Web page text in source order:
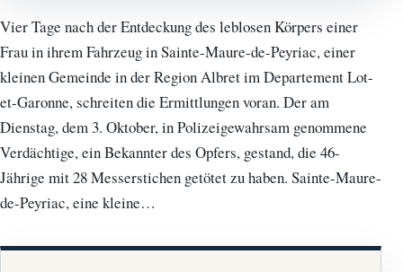
Vier Tage nach der Entdeckung des leblosen Körpers einer
Frau in ihrem Fahrzeug in Sainte-Maure-de-Peyriac, einer
kleinen Gemeinde in der Region Albret im Departement Lot-
et-Garonne, schreiten die Ermittlungen voran. Der am
Dienstag, dem 3. Oktober, in Polizeigewahrsam genommene
Verdächtige, ein Bekannter des Opfers, gestand, die 46-
Jährige mit 28 Messerstichen getötet zu haben. Sainte-Maure-
de-Peyriac, eine kleine…